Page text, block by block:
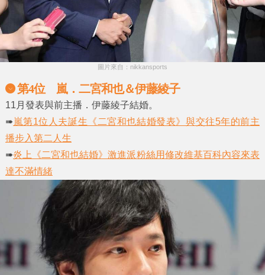
圖片來自：nikkansports
第4位 嵐．二宮和也＆伊藤綾子
11月發表與前主播．伊藤綾子結婚。
➠ 嵐第1位人夫誕生《二宮和也結婚發表》與交往5年的前主
播步入第二人生
➠炎上《二宮和也結婚》激進派粉絲用修改維基百科內容來表
達不滿情緒